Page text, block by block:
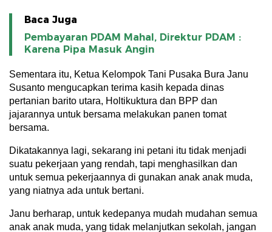
Baca Juga
Pembayaran PDAM Mahal, Direktur PDAM :
Karena Pipa Masuk Angin
Sementara itu, Ketua Kelompok Tani Pusaka Bura Janu
Susanto mengucapkan terima kasih kepada dinas
pertanian barito utara, Holtikuktura dan BPP dan
jajarannya untuk bersama melakukan panen tomat
bersama.
Dikatakannya lagi, sekarang ini petani itu tidak menjadi
suatu pekerjaan yang rendah, tapi menghasilkan dan
untuk semua pekerjaannya di gunakan anak anak muda,
yang niatnya ada untuk bertani.
Janu berharap, untuk kedepanya mudah mudahan semua
anak anak muda, yang tidak melanjutkan sekolah, jangan